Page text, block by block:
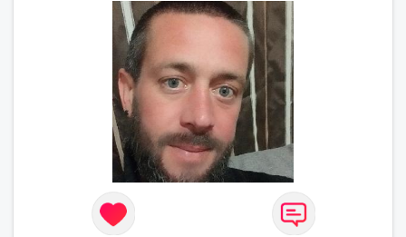
simple ,souriante ,agréable désirant partager nos
moments de bonheur et de complicité.